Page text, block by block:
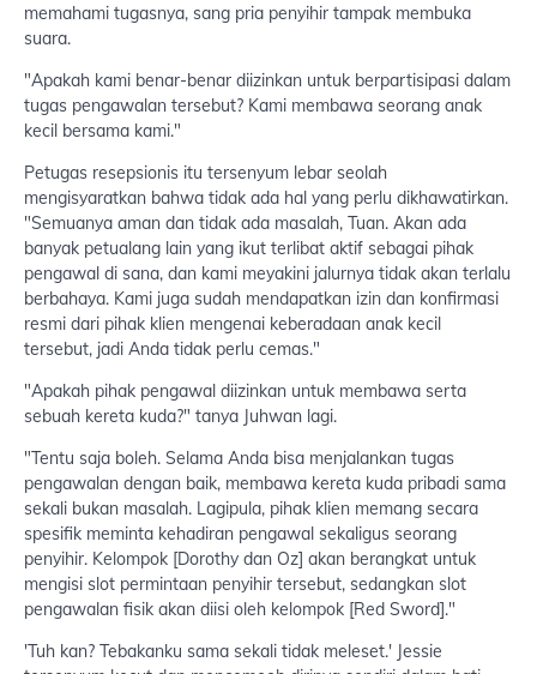
memahami tugasnya, sang pria penyihir tampak membuka
suara.
"Apakah kami benar-benar diizinkan untuk berpartisipasi dalam
tugas pengawalan tersebut? Kami membawa seorang anak
kecil bersama kami."
Petugas resepsionis itu tersenyum lebar seolah
mengisyaratkan bahwa tidak ada hal yang perlu dikhawatirkan.
"Semuanya aman dan tidak ada masalah, Tuan. Akan ada
banyak petualang lain yang ikut terlibat aktif sebagai pihak
pengawal di sana, dan kami meyakini jalurnya tidak akan terlalu
berbahaya. Kami juga sudah mendapatkan izin dan konfirmasi
resmi dari pihak klien mengenai keberadaan anak kecil
tersebut, jadi Anda tidak perlu cemas."
"Apakah pihak pengawal diizinkan untuk membawa serta
sebuah kereta kuda?" tanya Juhwan lagi.
"Tentu saja boleh. Selama Anda bisa menjalankan tugas
pengawalan dengan baik, membawa kereta kuda pribadi sama
sekali bukan masalah. Lagipula, pihak klien memang secara
spesifik meminta kehadiran pengawal sekaligus seorang
penyihir. Kelompok [Dorothy dan Oz] akan berangkat untuk
mengisi slot permintaan penyihir tersebut, sedangkan slot
pengawalan fisik akan diisi oleh kelompok [Red Sword]."
'Tuh kan? Tebakanku sama sekali tidak meleset.' Jessie